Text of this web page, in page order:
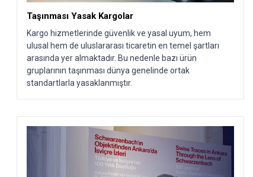
Taşınması Yasak Kargolar
Kargo hizmetlerinde güvenlik ve yasal uyum, hem
ulusal hem de uluslararası ticaretin en temel şartları
arasında yer almaktadır. Bu nedenle bazı ürün
gruplarının taşınması dünya genelinde ortak
standartlarla yasaklanmıştır.